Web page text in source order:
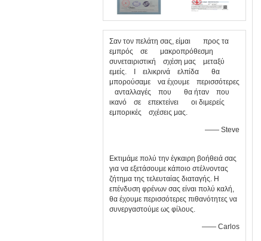
Σαν τον πελάτη σας, είμαι προς τα
εμπρός σε μακροπρόθεσμη
συνεταιριστική σχέση μας μεταξύ
εμείς. Ι ειλικρινά ελπίδα θα
μπορούσαμε να έχουμε περισσότερες
ανταλλαγές που θα ήταν που
ικανό σε επεκτείνει οι διμερείς
εμπορικές σχέσεις μας.
—— Steve
Εκτιμάμε πολύ την έγκαιρη βοήθειά σας
για να εξετάσουμε κάποιο στέλνοντας
ζήτημα της τελευταίας διαταγής. Η
επένδυση φρένων σας είναι πολύ καλή,
θα έχουμε περισσότερες πιθανότητες να
συνεργαστούμε ως φίλους.
—— Carlos